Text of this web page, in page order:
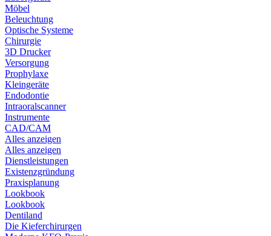
Möbel
Beleuchtung
Optische Systeme
Chirurgie
3D Drucker
Versorgung
Prophylaxe
Kleingeräte
Endodontie
Intraoralscanner
Instrumente
CAD/CAM
Alles anzeigen
Alles anzeigen
Dienstleistungen
Existenzgründung
Praxisplanung
Lookbook
Lookbook
Dentiland
Die Kieferchirurgen